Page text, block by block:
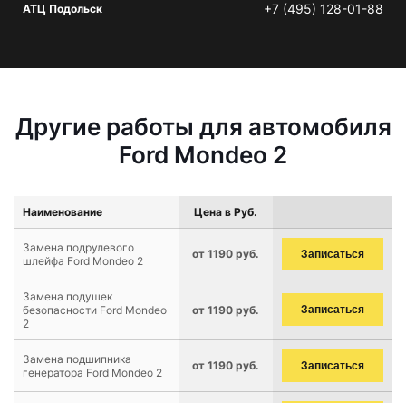
АТЦ Подольск +7 (495) 128-01-88
Другие работы для автомобиля
Ford Mondeo 2
Наименование Цена в Руб.
Замена подрулевого
шлейфа Ford Mondeo 2
от 1190 руб. Записаться
Замена подушек
безопасности Ford Mondeo
2
от 1190 руб. Записаться
Замена подшипника
генератора Ford Mondeo 2
от 1190 руб. Записаться